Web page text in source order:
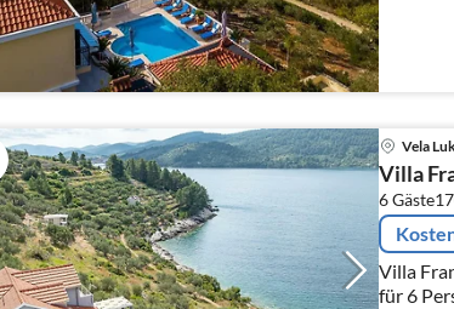
Vela
Villa
6 Gäste
Villa
für 6